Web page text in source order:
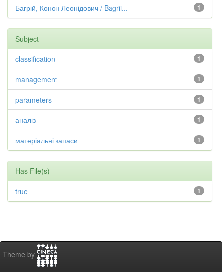
1
Багрій, Конон Леонідович / Bagrii...
Subject
1
classification
1
management
1
parameters
1
аналіз
1
матеріальні запаси
Has File(s)
1
true
Theme by